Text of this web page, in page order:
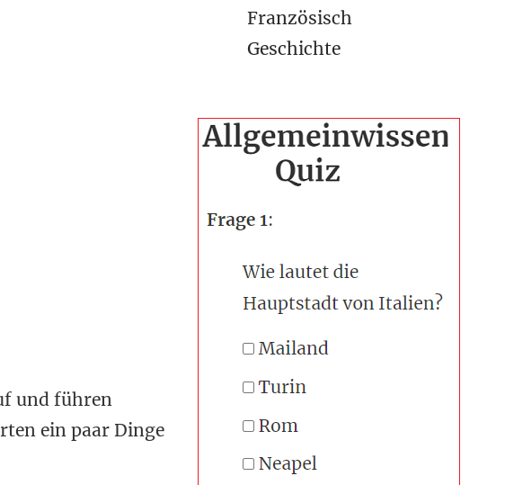
und führen
ein paar Dinge
Französisch
Geschichte